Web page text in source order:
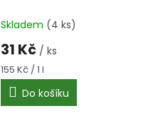
Skladem (4 ks)
31 Kč / ks
Měrná
cena:
155 Kč / 1 l
Do košíku